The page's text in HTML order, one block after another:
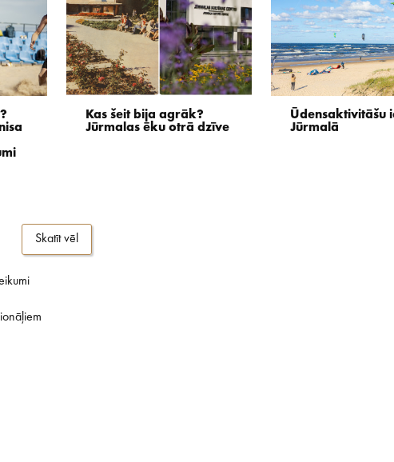
Kas šeit bija agrāk?
Jūrmalas ēku otrā dzīve
Ūdensaktivitāšu
Jūrmalā
Skatīt vēl